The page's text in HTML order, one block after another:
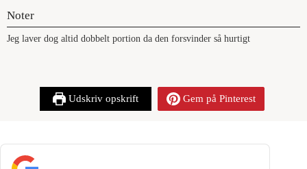
Noter
Jeg laver dog altid dobbelt portion da den forsvinder så hurtigt
Udskriv opskrift Gem på Pinterest